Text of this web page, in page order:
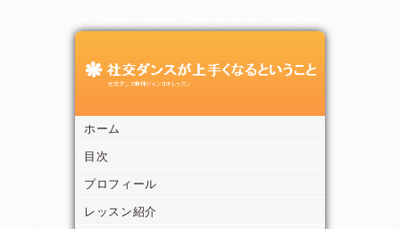
ホーム
目次
プロフィール
レッスン紹介